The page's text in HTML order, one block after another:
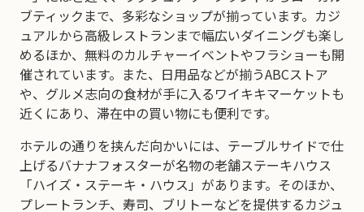
ブティックまで、多彩なショップが揃っています。カジ
ュアルから高級レストランまで幅広いダイニングも楽し
めるほか、無料のカルチャーイベントやフラショーも開
催されています。また、日用品などが揃うABCストア
や、グルメ志向の食材が手に入るワイキキマーケットも
近くにあり、滞在中の買い物にも便利です。
ホテルの通りを挟んだ向かいには、テーブルサイドで仕
上げるバナナフォスターが名物の老舗ステーキハウス
「ハイズ・ステーキ・ハウス」があります。そのほか、
プレートランチ、寿司、ブリトーなどを提供するカジュ